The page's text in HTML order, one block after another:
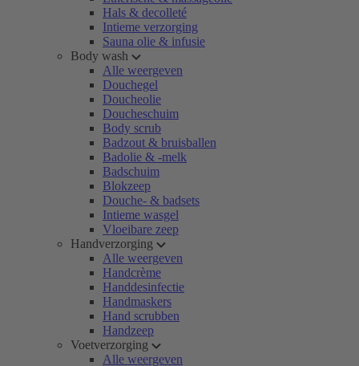
Hals & decolleté
Intieme verzorging
Sauna olie & infusie
Body wash
Alle weergeven
Douchegel
Doucheolie
Doucheschuim
Body scrub
Badzout & bruisballen
Badolie & -melk
Badschuim
Blokzeep
Douche- & badsets
Intieme wasgel
Vloeibare zeep
Handverzorging
Alle weergeven
Handcrème
Handdesinfectie
Handmaskers
Hand scrubben
Handzeep
Voetverzorging
Alle weergeven